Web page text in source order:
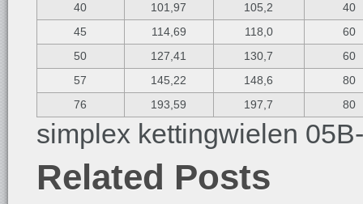
40 101,97 105,2
40
45
114,69 118,0
60
50
127,41 130,7
60
57
145,22 148,6
80
76
193,59 197,7 80
simplex kettingwielen
Related Posts